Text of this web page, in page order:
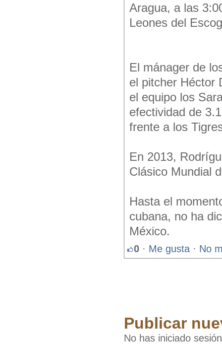
Aragua, a las
Leones del
El mánager de
el pitcher Héctor
el equipo los
efectividad de
frente a los
En 2013,
Clásico Mundial
Hasta el
cubana, no ha
México.
0 · Me gusta · No
Publicar
No has iniciado